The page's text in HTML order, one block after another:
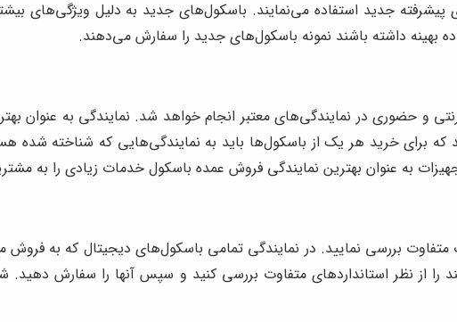
جدید استفاده می‌نمایند. باسکول‌های جدید به دلیل ویژگی‌های
بهینه داشته باشند نمونه باسکول‌های جدید را سفارش می‌دهند.
و حضوری در نمایندگی‌های معتبر انجام خواهد شد. نمایندگی به عنوان
که برای خرید هر یک از باسکول‌ها باید به نمایندگی‌هایی که شناخته شده
به عنوان بهترین نمایندگی فروش عمده باسکول خدمات زیادی را به
بررسی نمایید. در نمایندگی تمامی باسکول‌های دیجیتال که به فروش
از نظر استانداردهای متفاوت بررسی کنید و سپس آنها را سفارش